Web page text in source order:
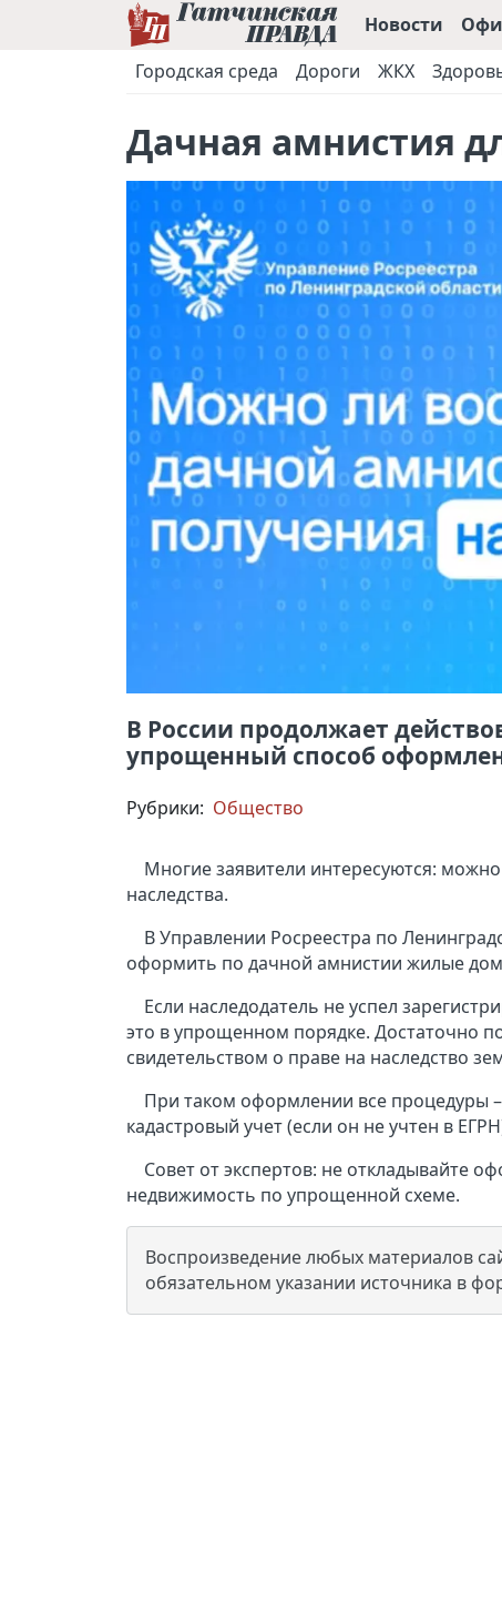
Новости
Городская среда
Дороги ЖКХ
Дачная амнистия
В России продолжает
упрощенный способ
Рубрики: Общество
Многие заявители интересуются:
наследства.
В Управлении Росреестра по
оформить по дачной амнистии жилые
Если наследодатель не успел
это в упрощенном порядке. Достаточно
свидетельством о праве на наследство
При таком оформлении все процедуры
кадастровый учет (если он не учтен в
Совет от экспертов: не откладывайте
недвижимость по упрощенной схеме.
Воспроизведение любых материалов
обязательном указании источника в